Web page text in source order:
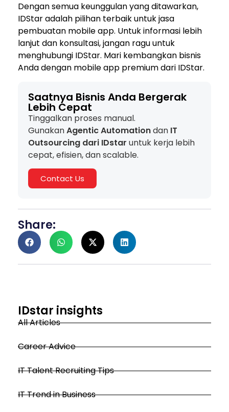
Dengan semua keunggulan yang ditawarkan,
IDStar adalah pilihan terbaik untuk jasa
pembuatan mobile app. Untuk informasi lebih
lanjut dan konsultasi, jangan ragu untuk
menghubungi IDStar. Mari kembangkan bisnis
Anda dengan mobile app premium dari IDStar.
Saatnya Bisnis Anda Bergerak
Lebih Cepat
Tinggalkan proses manual.
GunakanAgentic Automationdan IT
Outsourcing dari IDstar untuk kerja lebih
cepat, efisien, dan scalable.
Contact Us
Share:
IDstar insights
All Articles
Career Advice
IT Talent Recruiting Tips
IT Trend in Business